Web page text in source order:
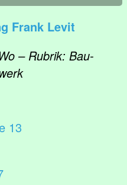
Frank Levit
– Rubrik: Bau-
13